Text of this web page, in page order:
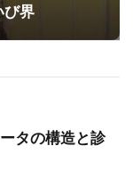
界
タの構造と診